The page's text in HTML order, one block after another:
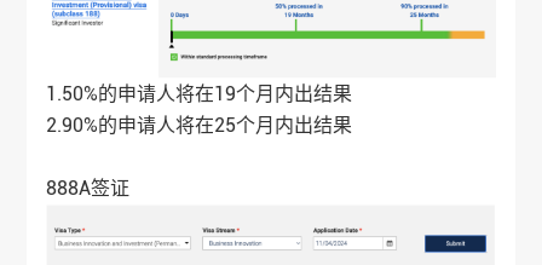
1.50%的申请人将在19个月内出结果
2.90%的申请人将在25个月内出结果
888A签证